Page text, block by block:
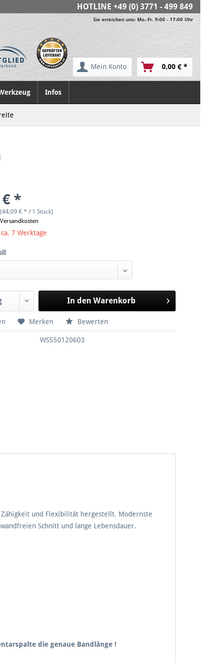
HOTLINE +49 (0) 3771 - 499 849
Sie erreichen uns: Mo.-Fr. 9:00 - 17:00 Uhr
Mein Konto 0,00 € *
Infos
€ *
€ * / 1 Stück)
7 Werktage
In den Warenkorb
Merken Bewerten
WS550120603
und Flexibilität hergestellt. Modernste
Schnitt und lange Lebensdauer.
die genaue Bandlänge !